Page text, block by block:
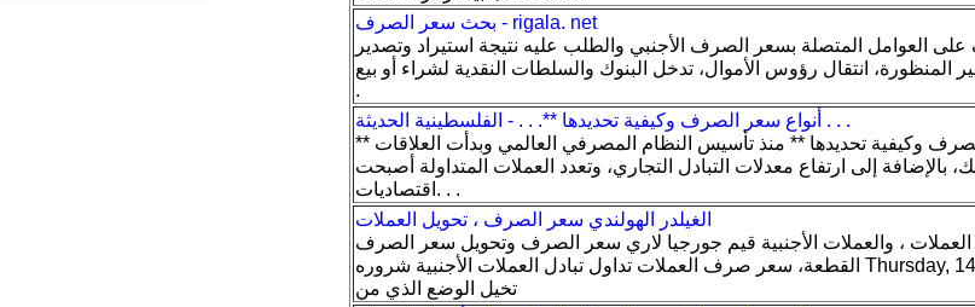
بحث سعر الصرف - rigala. net
العوامل المتصلة بسعر الصرف الأجنبي والطلب عليه نتيجة استيراد وتصدير
المنظورة، انتقال رؤوس الأموال، تدخل البنوك والسلطات النقدية لشراء أو بيع . .
.
أنواع سعر الصرف وكيفية تحديدها **. . . - الفلسطينية الحديثة . . .
** أنواع سعر الصرف وكيفية تحديدها ** منذ تأسيس النظام المصرفي العالمي وبدأت العلاقات
بالإضافة إلى ارتفاع معدلات التبادل التجاري، وتعدد العملات المتداولة أصبحت
اقتصاديات. . .
الغيلدر الهولندي سعر الصرف ، تحويل العملات
العملات ، والعملات الأجنبية قيم جورجيا لاري سعر الصرف وتحويل سعر الصرف
القطعة، سعر صرف العملات تداول تبادل العملات الأجنبية شروره Thursday, 14 December 2017